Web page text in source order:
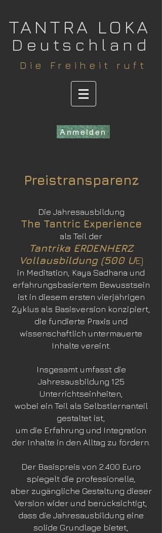
​TANTRA LOKA
Deutschland
​Die Freiheit ruft
Anmelden
Preistransparenz
Die Jahresausbildung
The Tantric Experience
als Teil der
Tantrika ERDENHERZ
Vollausbildung (500 UE)
in Meditation, Kaya Sadhana und
erfahrungsbasiertem Bewusstsein
ist in diesem ersten vierjährigen
Zyklus als Basisversion konzipiert,
die fundierte Praxis und
wissenschaftlich untermauerte
Inhalte vereint.
Insgesamt umfasst die
Jahresausbildung 125
Unterrichtseinheiten,
wobei ein Teil als Selbstlernanteil
gestaltet ist,
um die Erfahrung und Integration
der Inhalte in den Alltag zu fördern.
Der Basispreis von 2.400 Euro
spiegelt die professionelle,
aber zugängliche Gestaltung dieser
Version wider und berücksichtigt,
dass die Jahresausbildung eine
solide Grundlage bietet,